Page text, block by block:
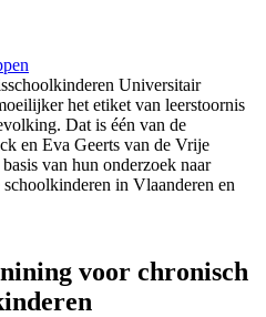
Universitair
het etiket van leerstoornis
Dat is één van de
en Eva Geerts van de Vrije
van hun onderzoek naar
in Vlaanderen en
voor chronisch